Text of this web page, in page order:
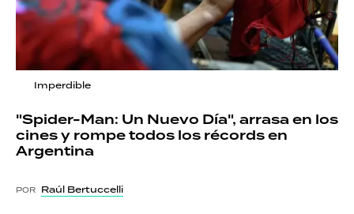
Imperdible
"Spider-Man: Un Nuevo Día", arrasa en los
cines y rompe todos los récords en
Argentina
POR Raúl Bertuccelli